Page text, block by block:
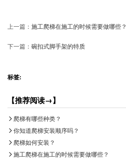
上一篇： 施工爬梯在施工的时候需要做哪些？
下一篇： 碗扣式脚手架的特质
标签:
【推荐阅读→】
爬梯有哪些种类？
你知道爬梯安装顺序吗？
爬梯如何安装？
施工爬梯在施工的时候需要做哪些？